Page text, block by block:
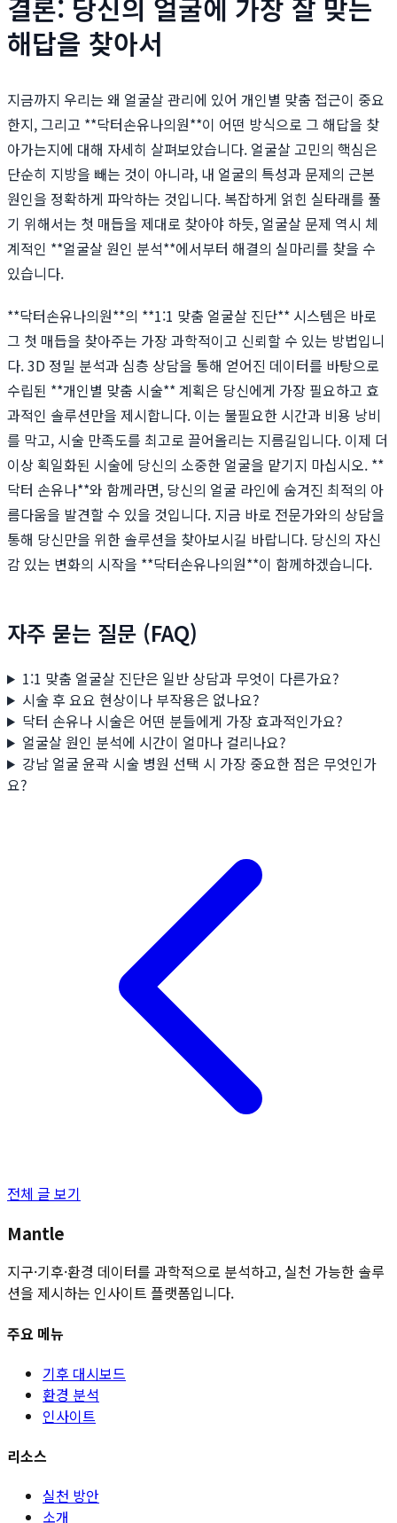
결론: 당신의 얼굴에 가장 잘 맞는
해답을 찾아서
지금까지 우리는 왜 얼굴살 관리에 있어 개인별 맞춤 접근이 중요
한지, 그리고 **닥터손유나의원**이 어떤 방식으로 그 해답을 찾
아가는지에 대해 자세히 살펴보았습니다. 얼굴살 고민의 핵심은
단순히 지방을 빼는 것이 아니라, 내 얼굴의 특성과 문제의 근본
원인을 정확하게 파악하는 것입니다. 복잡하게 얽힌 실타래를 풀
기 위해서는 첫 매듭을 제대로 찾아야 하듯, 얼굴살 문제 역시 체
계적인 **얼굴살 원인 분석**에서부터 해결의 실마리를 찾을 수
있습니다.
**닥터손유나의원**의 **1:1 맞춤 얼굴살 진단** 시스템은 바로
그 첫 매듭을 찾아주는 가장 과학적이고 신뢰할 수 있는 방법입니
다. 3D 정밀 분석과 심층 상담을 통해 얻어진 데이터를 바탕으로
수립된 **개인별 맞춤 시술** 계획은 당신에게 가장 필요하고 효
과적인 솔루션만을 제시합니다. 이는 불필요한 시간과 비용 낭비
를 막고, 시술 만족도를 최고로 끌어올리는 지름길입니다. 이제 더
이상 획일화된 시술에 당신의 소중한 얼굴을 맡기지 마십시오. **
닥터 손유나**와 함께라면, 당신의 얼굴 라인에 숨겨진 최적의 아
름다움을 발견할 수 있을 것입니다. 지금 바로 전문가와의 상담을
통해 당신만을 위한 솔루션을 찾아보시길 바랍니다. 당신의 자신
감 있는 변화의 시작을 **닥터손유나의원**이 함께하겠습니다.
자주 묻는 질문 (FAQ)
1:1 맞춤 얼굴살 진단은 일반 상담과 무엇이 다른가요?
시술 후 요요 현상이나 부작용은 없나요?
닥터 손유나 시술은 어떤 분들에게 가장 효과적인가요?
얼굴살 원인 분석에 시간이 얼마나 걸리나요?
강남 얼굴 윤곽 시술 병원 선택 시 가장 중요한 점은 무엇인가
요?
전체 글 보기
Mantle
지구·기후·환경 데이터를 과학적으로 분석하고, 실천 가능한 솔루
션을 제시하는 인사이트 플랫폼입니다.
주요 메뉴
기후 대시보드
환경 분석
인사이트
리소스
실천 방안
소개